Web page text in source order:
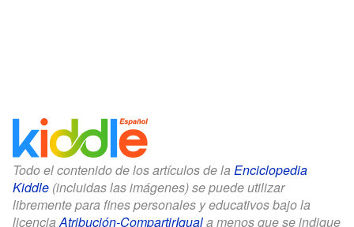
Todo el contenido de los artículos de la Enciclopedia
Kiddle (incluidas las imágenes) se puede utilizar
libremente para fines personales y educativos bajo la
licenciaAtribución-CompartirIguala menos que se indique